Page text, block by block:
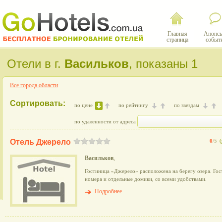
Главная
страница
Отели в г. Васильков, показаны 1
Все города области
Сортировать: по цене по рейтингу по звездам
по удаленности от адреса
0/5 (
Отель Джерело
Васильков,
Гостиница «Джерело» расположена на берегу озера.
номера и отдельные домики, со всеми удобствами.
Подробнее